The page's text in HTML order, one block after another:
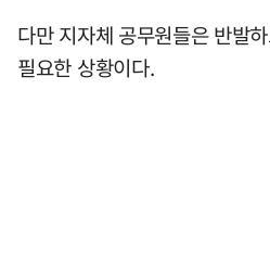
다만 지자체 공무원들은 반발
필요한 상황이다.